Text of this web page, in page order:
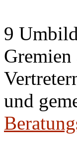
9
und